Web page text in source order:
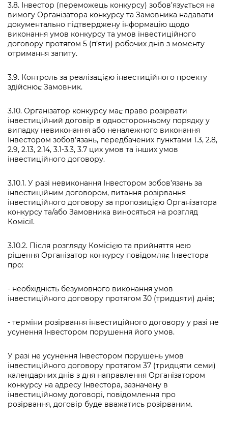
3.8. Інвестор (переможець конкурсу) зобов’язується на
вимогу Організатора конкурсу та Замовника надавати
документально підтверджену інформацію щодо
виконання умов конкурсу та умов інвестиційного
договору протягом 5 (п’яти) робочих днів з моменту
отримання запиту.
3.9. Контроль за реалізацією інвестиційного проекту
здійснює Замовник.
3.10. Організатор конкурсу має право розірвати
інвестиційний договір в односторонньому порядку у
випадку невиконання або неналежного виконання
Інвестором зобов’язань, передбачених пунктами 1.3, 2.8,
2.9, 2.13, 2.14, 3.1-3.3, 3.7 цих умов та інших умов
інвестиційного договору.
3.10.1. У разі невиконання Інвестором зобов’язань за
інвестиційним договором, питання розірвання
інвестиційного договору за пропозицією Організатора
конкурсу та/або Замовника виносяться на розгляд
Комісії.
3.10.2. Після розгляду Комісією та прийняття нею
рішення Організатор конкурсу повідомляє Інвестора
про:
- необхідність безумовного виконання умов
інвестиційного договору протягом 30 (тридцяти) днів;
- терміни розірвання інвестиційного договору у разі не
усунення Інвестором порушення його умов.
У разі не усунення Інвестором порушень умов
інвестиційного договору протягом 37 (тридцяти семи)
календарних днів з дня направлення Організатором
конкурсу на адресу Інвестора, зазначену в
інвестиційному договорі, повідомлення про
розірвання, договір буде вважатись розірваним.